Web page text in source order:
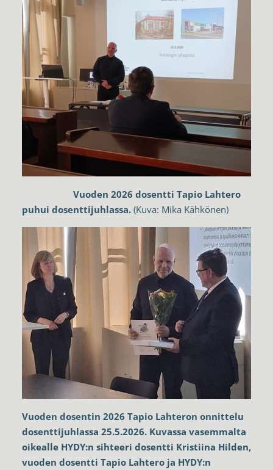
Vuoden 2026 dosentti Tapio Lahtero
puhui dosenttijuhlassa. (Kuva: Mika Kähkönen)
Vuoden dosentin 2026 Tapio Lahteron onnittelu
dosenttijuhlassa 25.5.2026. Kuvassa vasemmalta
oikealle HYDY:n sihteeri dosentti Kristiina Hilden,
vuoden dosentti Tapio Lahtero ja HYDY:n